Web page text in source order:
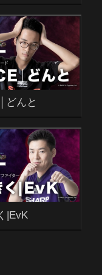
どんと
|EvK